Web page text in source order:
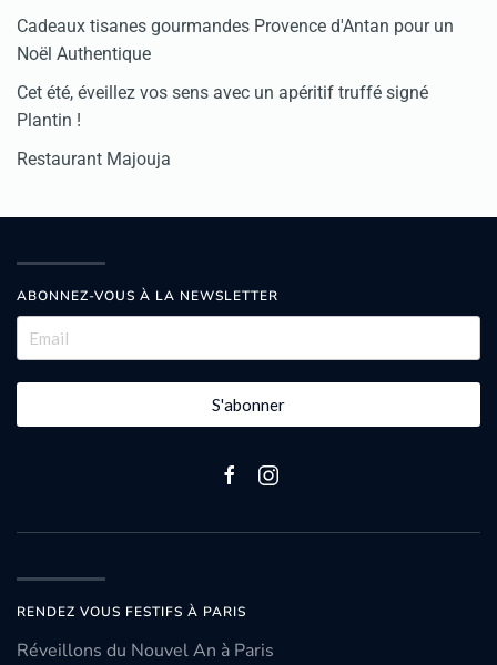
Cadeaux tisanes gourmandes Provence d'Antan pour un
Noël Authentique
Cet été, éveillez vos sens avec un apéritif truffé signé
Plantin !
Restaurant Majouja
ABONNEZ-VOUS À LA NEWSLETTER
S'abonner
RENDEZ VOUS FESTIFS À PARIS
Réveillons du Nouvel An à Paris